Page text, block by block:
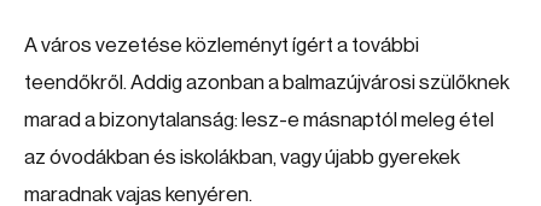
A város vezetése közleményt ígért a további
teendőkről. Addig azonban a balmazújvárosi szülőknek
marad a bizonytalanság: lesz-e másnaptól meleg étel
az óvodákban és iskolákban, vagy újabb gyerekek
maradnak vajas kenyéren.